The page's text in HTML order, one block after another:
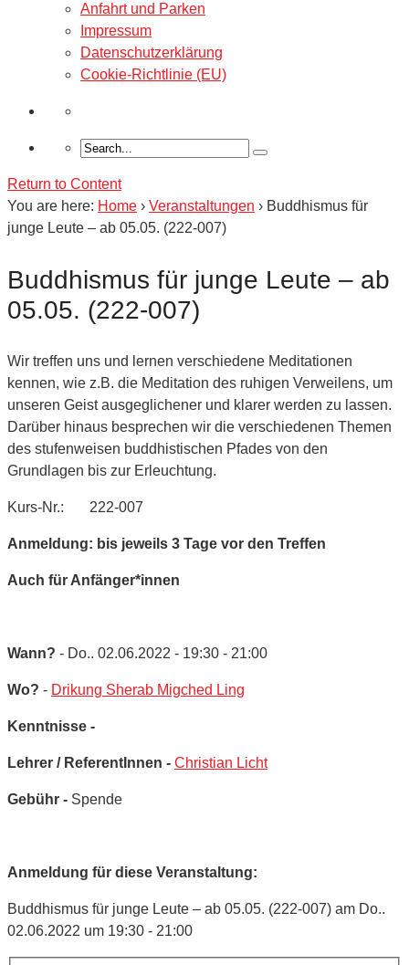
Anfahrt und Parken
Impressum
Datenschutzerklärung
Cookie-Richtlinie (EU)
Return to Content
You are here: Home › Veranstaltungen › Buddhismus für
junge Leute – ab 05.05. (222-007)
Buddhismus für junge Leute – ab
05.05. (222-007)
Wir treffen uns und lernen verschiedene Meditationen
kennen, wie z.B. die Meditation des ruhigen Verweilens, um
unseren Geist ausgeglichener und klarer werden zu lassen.
Darüber hinaus besprechen wir die verschiedenen Themen
des stufenweisen buddhistischen Pfades von den
Grundlagen bis zur Erleuchtung.
Kurs-Nr.: 222-007
Anmeldung: bis jeweils 3 Tage vor den Treffen
Auch für Anfänger*innen
Wann? - Do.. 02.06.2022 - 19:30 - 21:00
Wo? - Drikung Sherab Migched Ling
Kenntnisse -
Lehrer / ReferentInnen - Christian Licht
Gebühr - Spende
Anmeldung für diese Veranstaltung:
Buddhismus für junge Leute – ab 05.05. (222-007) am Do..
02.06.2022 um 19:30 - 21:00